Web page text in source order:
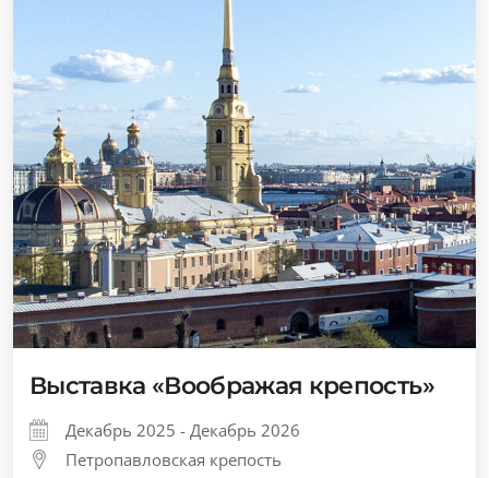
Выставка «Воображая крепость»
Декабрь 2025 - Декабрь 2026
Петропавловская крепость